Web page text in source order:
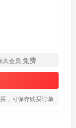
久会员 免费
，可保存购买订单